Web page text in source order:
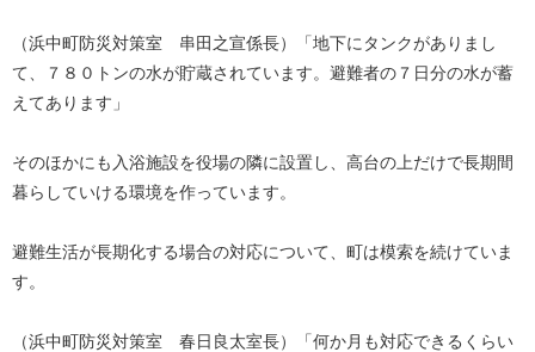
（浜中町防災対策室 串田之宣係長）「地下にタンクがありまし
て、７８０トンの水が貯蔵されています。避難者の７日分の水が蓄
えてあります」
そのほかにも入浴施設を役場の隣に設置し、高台の上だけで長期間
暮らしていける環境を作っています。
避難生活が長期化する場合の対応について、町は模索を続けていま
す。
（浜中町防災対策室 春日良太室長）「何か月も対応できるくらい